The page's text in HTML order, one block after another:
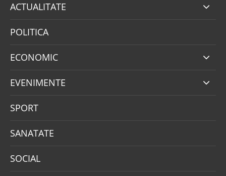
ACTUALITATE
POLITICA
ECONOMIC
EVENIMENTE
SPORT
SANATATE
SOCIAL